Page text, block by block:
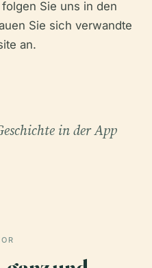
Sie uns in den
Sie sich verwandte
an.
in der App